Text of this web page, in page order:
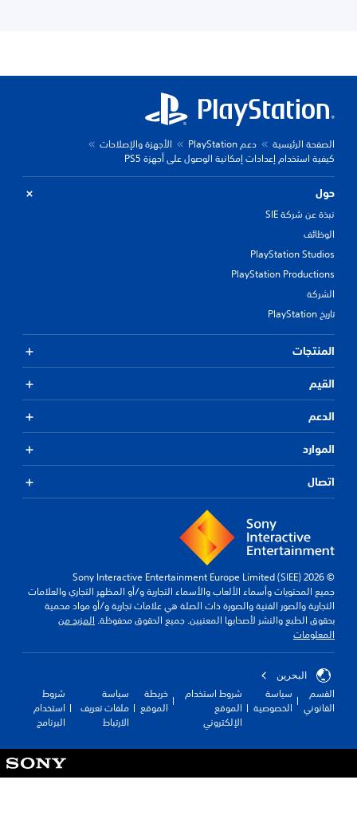
الصفحة الرئيسية دعم PlayStation
الأجهزة والإصلاحات
كيفية استخدام إعدادات إمكانية الوصول على أجهزة PS5
حول
نبذة عن شركة SIE
الوظائف
PlayStation Studios
PlayStation Productions
الشركة
تاريخ PlayStation
المنتجات
القيم
الدعم
الموارد
اتصال
© 2026 Sony Interactive Entertainment Europe Limited (SIEE)
جميع المحتويات وأسماء الألعاب والأسماء التجارية و/أو المظهر التجاري والعلامات
التجارية والصور الفنية والصورة ذات الصلة هي علامات تجارية و/أو مواد محمية
بحقوق الطبع والنشر لأصحابها المعنيين. جميع الحقوق محفوظة.المزيد من
المعلومات
البحرين
القسم
القانوني
سياسة
الخصوصية
شروط استخدام
الموقع
الإلكتروني
خريطة
الموقع
سياسة
ملفات تعريف
الارتباط
شروط
استخدام
البرنامج